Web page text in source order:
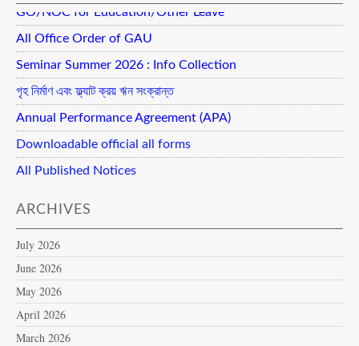
GO/NOC for Education/Other Leave
All Office Order of GAU
Seminar Summer 2026 : Info Collection
গৃহ নির্মাণ এবং ফ্ল্যাট ক্রয় ঋন সংক্রান্ত
Annual Performance Agreement (APA)
Downloadable official all forms
All Published Notices
ARCHIVES
July 2026
June 2026
May 2026
April 2026
March 2026